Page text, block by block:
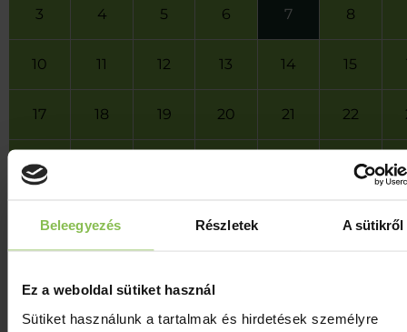
Beleegyezés Részletek A sütikről
Ez a weboldal sütiket használ
Sütiket használunk a tartalmak és hirdetések személyre
3 4 5 6 7 8
10 11 12 13 14 15
17 18 19 20 21 22
24 29